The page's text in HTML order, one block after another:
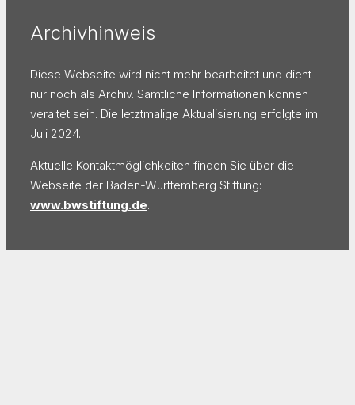
Archivhinweis
Diese Webseite wird nicht mehr bearbeitet und dient
nur noch als Archiv. Sämtliche Informationen können
veraltet sein. Die letztmalige Aktualisierung erfolgte im
Juli 2024.
Aktuelle Kontaktmöglichkeiten finden Sie über die
Webseite der Baden-Württemberg Stiftung:
www.bwstiftung.de.